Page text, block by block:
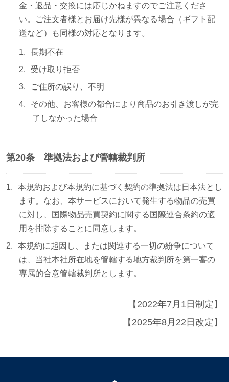
金・返品・交換には応じかねますのでご注意くださ
い。ご注文者様とお届け先様が異なる場合（ギフト配
送など）も同様の対応となります。
長期不在
受け取り拒否
ご住所の誤り、不明
その他、お客様の都合により商品のお引き渡しが完
了しなかった場合
第20条 準拠法および管轄裁判所
本規約および本規約に基づく契約の準拠法は日本法とし
ます。なお、本サービスにおいて発生する物品の売買
に対し、国際物品売買契約に関する国際連合条約の適
用を排除することに同意します。
本規約に起因し、または関連する一切の紛争について
は、当社本社所在地を管轄する地方裁判所を第一審の
専属的合意管轄裁判所とします。
【2022年7月1日制定】
【2025年8月22日改定】